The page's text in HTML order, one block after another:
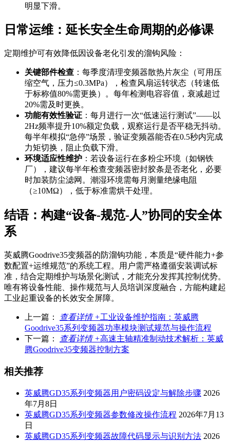
明显下滑。
日常运维：延长安全生命周期的必修课
定期维护可有效降低因设备老化引发的溜钩风险：
关键部件检查 ：每季度清理变频器散热片灰尘（可用压
缩空气，压力≤0.3MPa），检查风扇运转状态（转速低
于标称值80%需更换）。每年检测电容容值，衰减超过
20%需及时更换。
功能有效性验证 ：每月进行一次“低速运行测试”——以
2Hz频率提升10%额定负载，观察运行是否平稳无抖动。
每半年模拟“急停”场景，验证变频器能否在0.5秒内完成
力矩切换，阻止负载下滑。
环境适应性维护 ：若设备运行在多粉尘环境（如钢铁
厂），建议每半年检查变频器密封胶条是否老化，必要
时加装防尘滤网。潮湿环境需每月测量绝缘电阻
（≥10MΩ），低于标准需烘干处理。
结语：构建“设备-规范-人”协同的安全体
系
英威腾Goodrive35变频器的防溜钩功能，本质是“硬件能力+参
数配置+运维规范”的系统工程。用户需严格遵循安装调试标
准，结合定期维护与场景化测试，才能充分发挥其控制优势。
唯有将设备性能、操作规范与人员培训深度融合，方能构建起
工业起重设备的长效安全屏障。
上一篇： 查看详情 +工业设备维护指南：英威腾
Goodrive35系列变频器功率模块测试规范与操作流程
下一篇：
查看详情 +高速主轴精准制动技术解析：英威
腾Goodrive35变频器控制方案
相关推荐
英威腾GD35系列变频器用户密码设定与解除步骤 2026
年7月8日
英威腾GD35系列变频器参数修改操作流程 2026年7月13
日
英威腾GD35系列变频器故障代码显示与识别方法 2026